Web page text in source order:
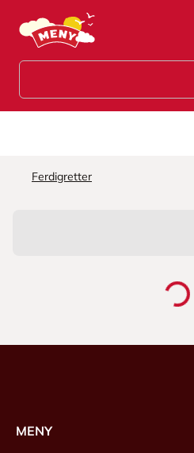
Hopp til hovedinnhold
Ferdigretter
MENY